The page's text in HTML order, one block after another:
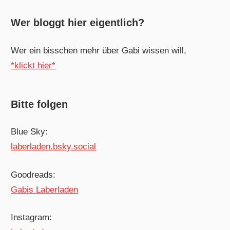
Wer bloggt hier eigentlich?
Wer ein bisschen mehr über Gabi wissen will,
*klickt hier*
Bitte folgen
Blue Sky:
laberladen.bsky.social
Goodreads:
Gabis Laberladen
Instagram: